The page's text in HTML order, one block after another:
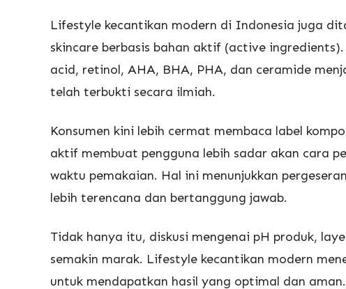
Lifestyle kecantikan modern di Indonesia juga
skincare berbasis bahan aktif (active
acid, retinol, AHA, BHA, PHA, dan ceramide
telah terbukti secara ilmiah.
Konsumen kini lebih cermat membaca label
aktif membuat pengguna lebih sadar akan cara
waktu pemakaian. Hal ini menunjukkan
lebih terencana dan bertanggung jawab.
Tidak hanya itu, diskusi mengenai pH produk,
semakin marak. Lifestyle kecantikan modern
untuk mendapatkan hasil yang optimal dan aman.